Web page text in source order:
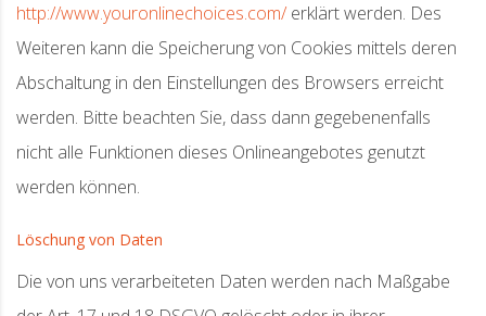
http://www.youronlinechoices.com/ erklärt werden. Des
Weiteren kann die Speicherung von Cookies mittels deren
Abschaltung in den Einstellungen des Browsers erreicht
werden. Bitte beachten Sie, dass dann gegebenenfalls
nicht alle Funktionen dieses Onlineangebotes genutzt
werden können.
Löschung von Daten
Die von uns verarbeiteten Daten werden nach Maßgabe